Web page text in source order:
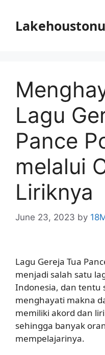
content
Lagu
Pance
melalui
Liriknya
June 23, 2023 by
Lagu Gereja Tua
menjadi salah satu
Indonesia, dan tentu
menghayati makna
memiliki akord dan
sehingga banyak
mempelajarinya.